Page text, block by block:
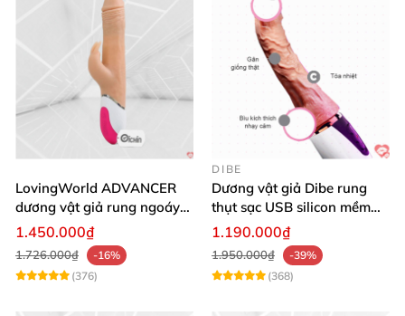
LovingWorld ADVANCER
dương vật giả rung ngoáy
thụt 7 chế độ
1.450.000₫
1.726.000₫
-16%
(376)
DIBE
Dương vật giả Dibe rung
thụt sạc USB silicon mềm
mại thật
1.190.000₫
1.950.000₫
-39%
(368)